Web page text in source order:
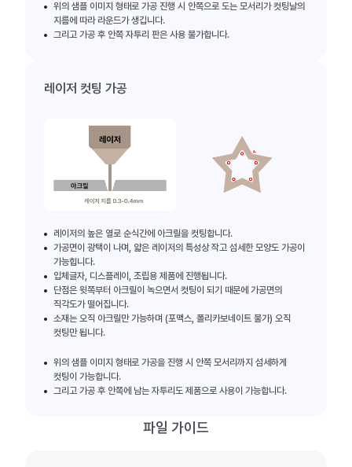
위의 샘플 이미지 형태로 가공 진행 시 안쪽으로 도는 모서리가 컷팅날의
지름에 따라 라운드가 생깁니다.
그리고 가공 후 안쪽 자투리 판은 사용 불가합니다.
레이저 컷팅 가공
레이저의 높은 열로 순식간에 아크릴을 컷팅합니다.
가공면이 광택이 나며, 얇은 레이저의 특성상 작고 섬세한 모양도 가공이
가능힙니다.
입체글자, 디스플레이, 조립용 제품에 진행됩니다.
단점은 윗쪽부터 아크릴이 녹으면서 컷팅이 되기 때문에 가공면의
직각도가 떨어집니다.
소재는 오직 아크릴만 가능하며 (포맥스, 폴리카보네이트 불가) 오직
컷팅만 됩니다.
위의 샘플 이미지 형태로 가공을 진행 시 안쪽 모서리까지 섬세하게
컷팅이 가능합니다.
그리고 가공 후 안쪽에 남는 자투리도 제품으로 사용이 가능합니다.
파일 가이드